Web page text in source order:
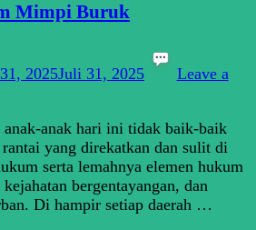
Mimpi Buruk
2025Juli 31, 2025
Leave a
anak hari ini tidak baik-baik
yang direkatkan dan sulit di
serta lemahnya elemen hukum
bergentayangan, dan
Di hampir setiap daerah …